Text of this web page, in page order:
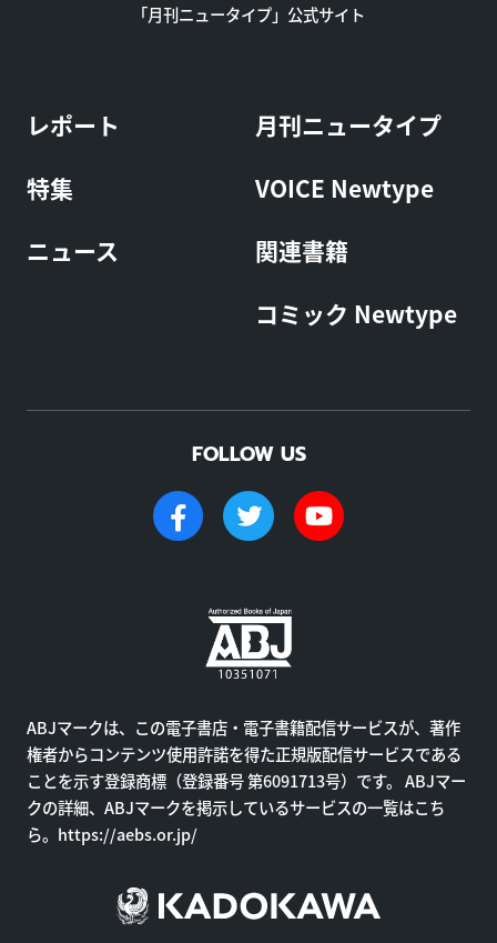
「月刊ニュータイプ」公式サイト
レポート
特集
ニュース
月刊ニュータイプ
VOICE Newtype
関連書籍
コミック Newtype
FOLLOW US
ABJマークは、この電子書店・電子書籍配信サービスが、著作
権者からコンテンツ使用許諾を得た正規版配信サービスである
ことを示す登録商標（登録番号 第6091713号）です。 ABJマー
クの詳細、ABJマークを掲示しているサービスの一覧はこち
ら。 https://aebs.or.jp/